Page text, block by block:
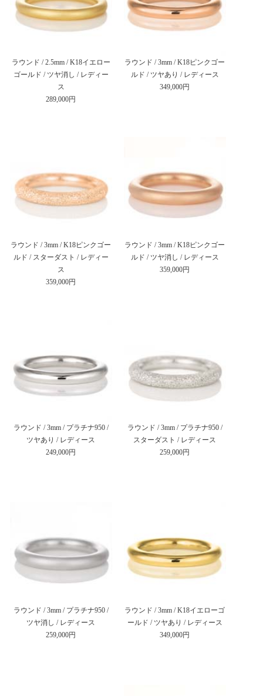
ラウンド / 2.5mm / K18イエロー
ゴールド / ツヤ消し / レディー
ス
289,000円
ラウンド / 3mm / K18ピンクゴー
ルド / ツヤあり / レディース
349,000円
ラウンド / 3mm / K18ピンクゴー
ルド / スターダスト / レディー
ス
359,000円
ラウンド / 3mm / K18ピンクゴー
ルド / ツヤ消し / レディース
359,000円
ラウンド / 3mm / プラチナ950 /
ツヤあり / レディース
249,000円
ラウンド / 3mm / プラチナ950 /
スターダスト / レディース
259,000円
ラウンド / 3mm / プラチナ950 /
ツヤ消し / レディース
259,000円
ラウンド / 3mm / K18イエローゴ
ールド / ツヤあり / レディース
349,000円